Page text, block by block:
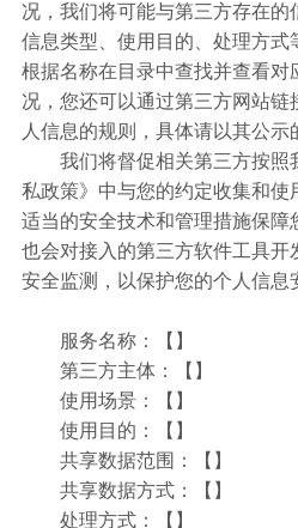
况，我们将可能与第三方存在的
信息类型、使用目的、处理方式
根据名称在目录中查找并查看对
况，您还可以通过第三方网站链
人信息的规则，具体请以其公示
我们将督促相关第三方按照
私政策》中与您的约定收集和使
适当的安全技术和管理措施保障
也会对接入的第三方软件工具开
安全监测，以保护您的个人信息
服务名称：【】
第三方主体：【】
使用场景：【】
使用目的：【】
共享数据范围：【】
共享数据方式：【】
处理方式：【】